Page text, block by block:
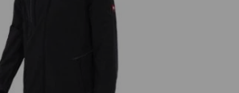
functionele jack e.s.vision,